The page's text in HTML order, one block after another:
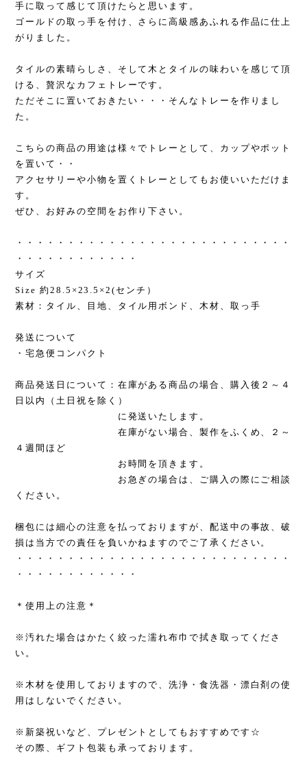
手に取って感じて頂けたらと思います。
ゴールドの取っ手を付け、さらに高級感あふれる作品に仕上
がりました。
タイルの素晴らしさ、そして木とタイルの味わいを感じて頂
ける、贅沢なカフェトレーです。
ただそこに置いておきたい・・・そんなトレーを作りまし
た。
こちらの商品の用途は様々でトレーとして、カップやポット
を置いて・・
アクセサリーや小物を置くトレーとしてもお使いいただけま
す。
ぜひ、お好みの空間をお作り下さい。
・・・・・・・・・・・・・・・・・・・・・・・・・・・
・・・・・・・・・・・・
サイズ
Size 約28.5×23.5×2(センチ）
素材：タイル、目地、タイル用ボンド、木材、取っ手
発送について
・宅急便コンパクト
商品発送日について：在庫がある商品の場合、購入後２～４
日以内（土日祝を除く）
に発送いたします。
在庫がない場合、製作をふくめ、２～
４週間ほど
お時間を頂きます。
お急ぎの場合は、ご購入の際にご相談
ください。
梱包には細心の注意を払っておりますが、配送中の事故、破
損は当方での責任を負いかねますのでご了承ください。
・・・・・・・・・・・・・・・・・・・・・・・・・・・
・・・・・・・・・・・・
＊使用上の注意＊
※汚れた場合はかたく絞った濡れ布巾で拭き取ってくださ
い。
※木材を使用しておりますので、洗浄・食洗器・漂白剤の使
用はしないでください。
※新築祝いなど、プレゼントとしてもおすすめです☆
その際、ギフト包装も承っております。